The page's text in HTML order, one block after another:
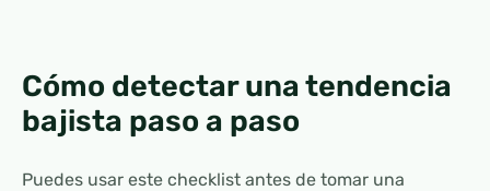
Cómo detectar una tendencia
bajista paso a paso
Puedes usar este checklist antes de tomar una